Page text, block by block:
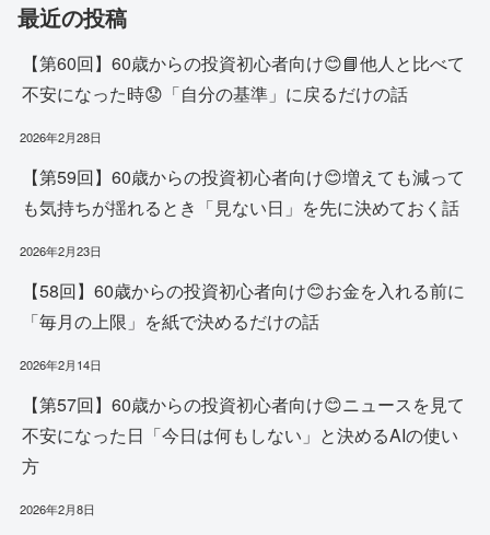
最近の投稿
【第60回】60歳からの投資初心者向け😊📘他人と比べて
不安になった時😟「自分の基準」に戻るだけの話
2026年2月28日
【第59回】60歳からの投資初心者向け😊増えても減って
も気持ちが揺れるとき「見ない日」を先に決めておく話
2026年2月23日
【58回】60歳からの投資初心者向け😊お金を入れる前に
「毎月の上限」を紙で決めるだけの話
2026年2月14日
【第57回】60歳からの投資初心者向け😊ニュースを見て
不安になった日「今日は何もしない」と決めるAIの使い
方
2026年2月8日